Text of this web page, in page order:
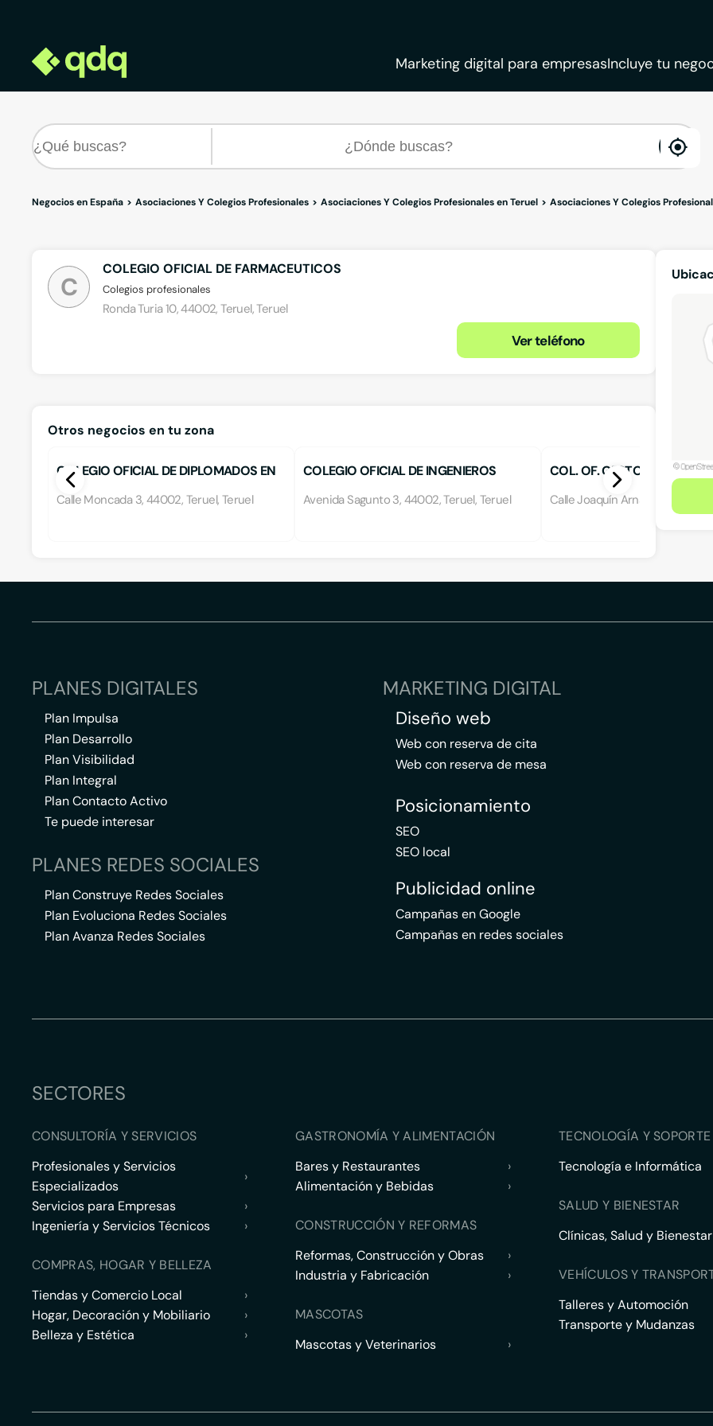
Marketing digital para empresasIncluye tu
Negocios en España Asociaciones Y Colegios Profesionales Asociaciones Y Colegios Profesionales en Teruel Asociaciones Y Colegios
C
COLEGIO OFICIAL DE FARMACEUTICOS
Colegios profesionales
Ronda Turia 10, 44002, Teruel, Teruel
Ver teléfono
Otros negocios en tu zona
COLEGIO OFICIAL DE DIPLOMADOS EN
ENFERMERIA
Calle Moncada 3, 44002, Teruel, Teruel
COLEGIO OFICIAL DE INGENIEROS
Avenida Sagunto 3, 44002, Teruel, Teruel
COL. OF. GESTORES
DE ARAGON Y LA RIOJA
Calle Joaquín Arnau, 44001,
PLANES DIGITALES
Plan Impulsa
Plan Desarrollo
Plan Visibilidad
Plan Integral
Plan Contacto Activo
Te puede interesar
PLANES REDES SOCIALES
Plan Construye Redes Sociales
Plan Evoluciona Redes Sociales
Plan Avanza Redes Sociales
MARKETING DIGITAL
Diseño web
Web con reserva de cita
Web con reserva de mesa
Posicionamiento
SEO
SEO local
Publicidad online
Campañas en Google
Campañas en redes sociales
SECTORES
CONSULTORÍA Y SERVICIOS
Profesionales y Servicios
Especializados
›
Servicios para Empresas
›
Ingeniería y Servicios Técnicos
›
COMPRAS, HOGAR Y BELLEZA
Tiendas y Comercio Local
›
Hogar, Decoración y Mobiliario
›
Belleza y Estética
›
GASTRONOMÍA Y ALIMENTACIÓN
Bares y Restaurantes
›
Alimentación y Bebidas
›
CONSTRUCCIÓN Y REFORMAS
Reformas, Construcción y Obras
›
Industria y Fabricación
›
MASCOTAS
Mascotas y Veterinarios
›
TECNOLOGÍA Y
Tecnología e Informática
SALUD Y BIENESTAR
Clínicas, Salud y Bienestar
VEHÍCULOS Y
Talleres y Automoción
Transporte y Mudanzas